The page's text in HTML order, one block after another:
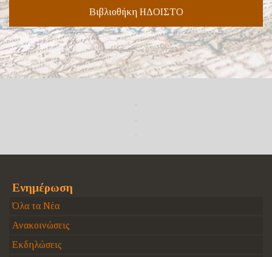
Βιβλιοθήκη ΗΔΟΙΣΤΟ
Ενημέρωση
Όλα τα Νέα
Ανακοινώσεις
Εκδηλώσεις